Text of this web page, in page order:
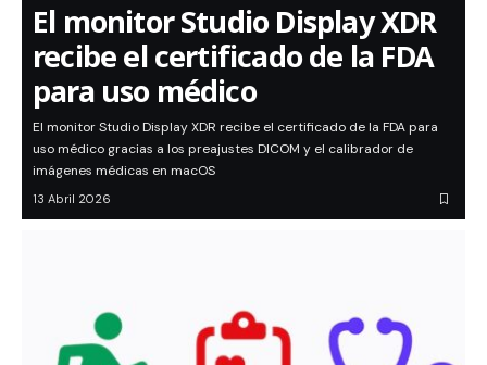
El monitor Studio Display XDR
recibe el certificado de la FDA
para uso médico
El monitor Studio Display XDR recibe el certificado de la FDA para
uso médico gracias a los preajustes DICOM y el calibrador de
imágenes médicas en macOS
13 Abril 2026